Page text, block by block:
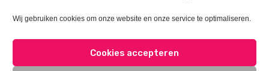
Wij gebruiken cookies om onze website en onze service te optimaliseren.
Cookies accepteren
DISCLAIMER PRIVACY
CONTACT
COOKIES BEHEREN